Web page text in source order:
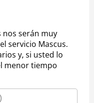
nos serán muy
servicio Mascus.
y, si usted lo
menor tiempo